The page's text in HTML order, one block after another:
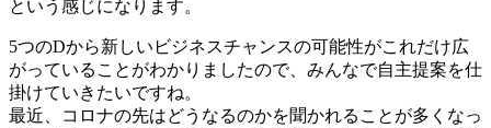
という感じになります。
5つのDから新しいビジネスチャンスの可能性がこれだけ広
がっていることがわかりましたので、みんなで自主提案を仕
掛けていきたいですね。
最近、コロナの先はどうなるのかを聞かれることが多くなっ